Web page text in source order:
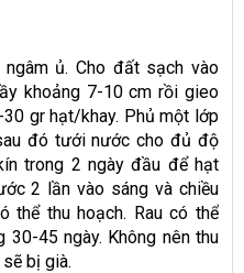
ủ. Cho đất sạch vào
khoảng 7-10 cm rồi gieo
gr hạt/khay. Phủ một lớp
đó tưới nước cho đủ độ
trong 2 ngày đầu để hạt
2 lần vào sáng và chiều
thể thu hoạch. Rau có thể
45 ngày. Không nên thu
bị già.